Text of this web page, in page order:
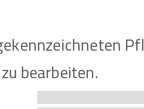
bearbeiten.